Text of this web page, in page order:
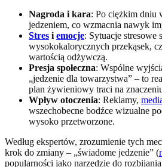
Nagroda i kara: Po ciężkim dniu
jedzeniem, co wzmacnia nawyk
Stres i emocje: Sytuacje stresowe
wysokokalorycznych przekąsek,
wartością odżywczą.
Presja społeczna: Wspólne
„jedzenie dla towarzystwa” – to
plan żywieniowy traci na
Wpływ otoczenia: Reklamy,
wszechobecne bodźce wizualne
wysoko przetworzone.
Według ekspertów, zrozumienie tych
krok do zmiany – „świadome jedzenie” (
popularności jako narzędzie do